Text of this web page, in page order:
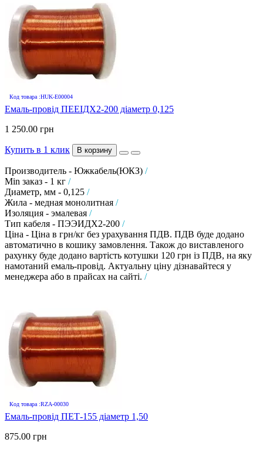
Код товара :HUK-E00004
Емаль-провід ПЕЕІДХ2-200 діаметр 0,125
1 250.00 грн
Купить в 1 клик В корзину
Производитель - Южкабель(ЮКЗ) /
Min заказ - 1 кг /
Диаметр, мм - 0,125 /
Жила - медная монолитная /
Изоляция - эмалевая /
Тип кабеля - ПЭЭИДХ2-200 /
Ціна - Ціна в грн/кг без урахування ПДВ. ПДВ буде додано
автоматично в кошику замовлення. Також до виставленого
рахунку буде додано вартість котушки 120 грн із ПДВ, на яку
намотаний емаль-провід. Актуальну ціну дізнавайтеся у
менеджера або в прайсах на сайті. /
Код товара :RZA-00030
Емаль-провід ПЕТ-155 діаметр 1,50
875.00 грн